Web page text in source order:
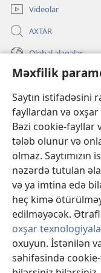
Məxfilik
Saytın istifadəsini
fayllardan və
Bəzi cookie-fayllar
tələb olunur və
olmaz. Saytımızın
nəzərdə tutulan
və ya imtina edə
heç kimə
edilməyəcək.
oxşar
oxuyun. İstənilən
səhifəsində
Videolar
AXTAR
Qlobal əlaqələr
KÖMƏK
(yeni
pəncərə
açılır) Gözətçi qülləsinin
(yeni
pəncərə
açılır) JW Hub
(yeni
pəncərə
açılır)
«JW Library»®
Copyright© 2026 Watch
İSTİFADƏ ŞƏRTLƏRİ